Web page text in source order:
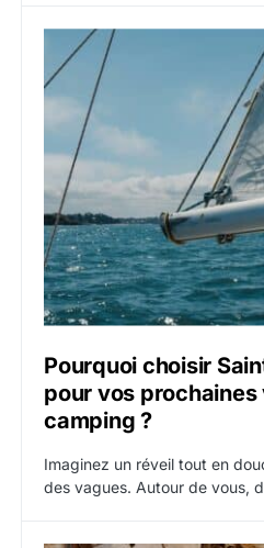
Pourquoi choisir
pour vos prochaines
camping ?
Imaginez un réveil tout en
des vagues. Autour de vous,